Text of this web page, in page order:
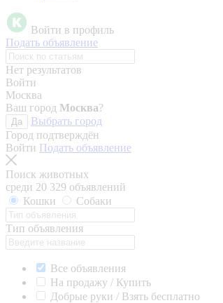
Войти в профиль
Подать объявление
Нет результатов
Войти
Москва
Ваш город Москва?
Да
Выбрать город
Город подтверждён
Войти Подать объявление
Поиск животных
среди 20 329 объявлений
Кошки
Собаки
Тип объявления
Все объявления
На продажу / Купить
Добрые руки / Взять бесплатно